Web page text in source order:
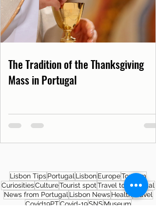
The Tradition of the Thanksgiving
Mass in Portugal
Lisbon TipsPortugal LisbonEuropeTourism
CuriositiesCultureTourist spotTravel to Portugal
News from Portugal Lisbon News Health
Travel
Covid19PTCovid-19SNSMuseum